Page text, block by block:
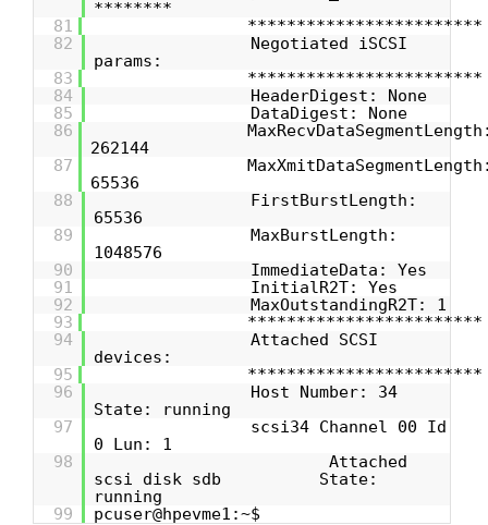
********
81
************************
82
Negotiated iSCSI
params:
83
************************
84
HeaderDigest: None
85
DataDigest: None
86
262144
87
65536
88
FirstBurstLength:
65536
89
MaxBurstLength:
1048576
90
ImmediateData: Yes
91
InitialR2T: Yes
92
MaxOutstandingR2T: 1
93
************************
94
Attached SCSI
devices:
95
************************
96
Host Number: 34
State: running
97
scsi34 Channel 00 Id
0 Lun: 1
98
Attached
scsi disk sdb State:
running
99
pcuser@hpevme1:~$